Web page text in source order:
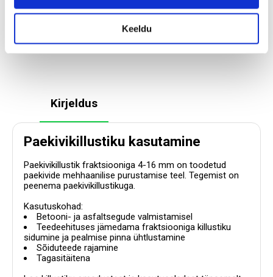
Keeldu
Edasi liigud tellimise vormi, kus saad valida koguse, tarneaadressi ning
Kirjeldus
Paekivikillustiku kasutamine
Paekivikillustik fraktsiooniga 4-16 mm on toodetud
paekivide mehhaanilise purustamise teel. Tegemist on
peenema paekivikillustikuga.
Kasutuskohad:
Betooni- ja asfaltsegude valmistamisel
Teedeehituses jämedama fraktsiooniga killustiku
sidumine ja pealmise pinna ühtlustamine
Sõiduteede rajamine
Tagasitäitena